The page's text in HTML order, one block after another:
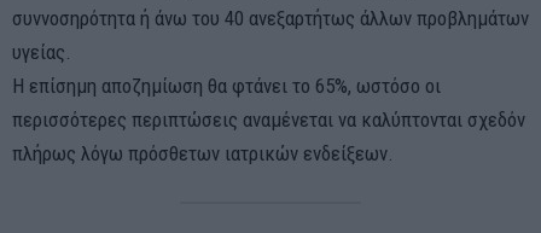
συννοσηρότητα ή άνω του 40 ανεξαρτήτως άλλων προβλημάτων
υγείας.
Η επίσημη αποζημίωση θα φτάνει το 65%, ωστόσο οι
περισσότερες περιπτώσεις αναμένεται να καλύπτονται σχεδόν
πλήρως λόγω πρόσθετων ιατρικών ενδείξεων.